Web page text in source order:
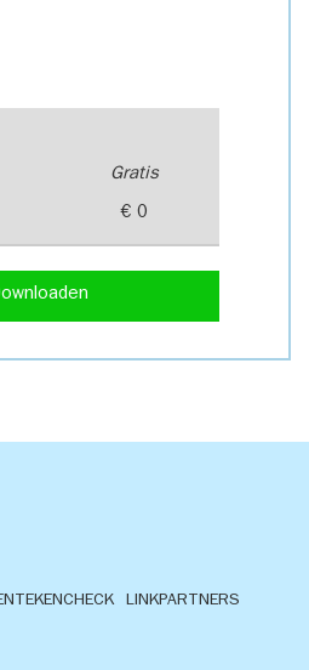
Gratis
€ 0
LINKPARTNERS